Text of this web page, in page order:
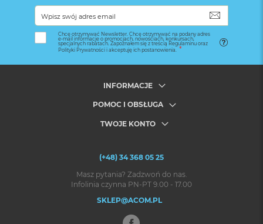
Chcę otrzymywać Newsletter. Chcę otrzymywać na podany adres
e-mail informacje o promocjach, nowościach, konkursach,
specjalnych rabatach. Zapoznałem się z treścią Regulaminu oraz
Polityki Prywatności i akceptuję ich postanowienia.
INFORMACJE
POMOC I OBSŁUGA
TWOJE KONTO
(+48) 34 368 05 25
Masz pytania? Zadzwoń do nas.
Infolinia czynna PN-PT 9.00 - 17.00
SKLEP@ACOM.PL